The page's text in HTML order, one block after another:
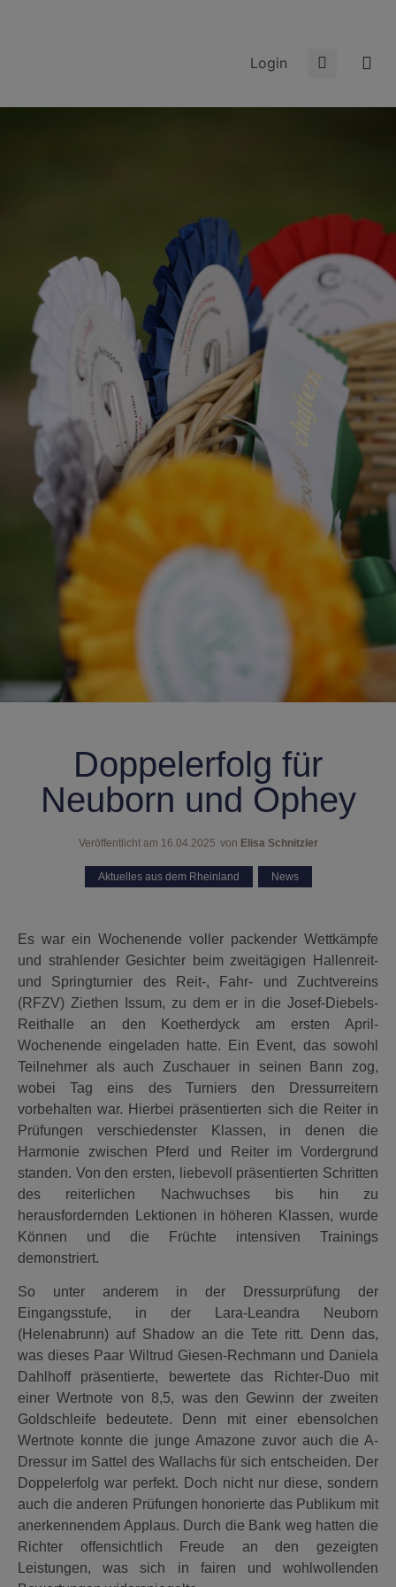
Login
Doppelerfolg für
Neuborn und Ophey
Veröffentlicht am 16.04.2025 von Elisa Schnitzler
Aktuelles aus dem Rheinland News
Es war ein Wochenende voller packender Wettkämpfe
und strahlender Gesichter beim zweitägigen Hallenreit-
und Springturnier des Reit-, Fahr- und Zuchtvereins
(RFZV) Ziethen Issum, zu dem er in die Josef-Diebels-
Reithalle an den Koetherdyck am ersten April-
Wochenende eingeladen hatte. Ein Event, das sowohl
Teilnehmer als auch Zuschauer in seinen Bann zog,
wobei Tag eins des Turniers den Dressurreitern
vorbehalten war. Hierbei präsentierten sich die Reiter in
Prüfungen verschiedenster Klassen, in denen die
Harmonie zwischen Pferd und Reiter im Vordergrund
standen. Von den ersten, liebevoll präsentierten Schritten
des reiterlichen Nachwuchses bis hin zu
herausfordernden Lektionen in höheren Klassen, wurde
Können und die Früchte intensiven Trainings
demonstriert.
So unter anderem in der Dressurprüfung der
Eingangsstufe, in der Lara-Leandra Neuborn
(Helenabrunn) auf Shadow an die Tete ritt. Denn das,
was dieses Paar Wiltrud Giesen-Rechmann und Daniela
Dahlhoff präsentierte, bewertete das Richter-Duo mit
einer Wertnote von 8,5, was den Gewinn der zweiten
Goldschleife bedeutete. Denn mit einer ebensolchen
Wertnote konnte die junge Amazone zuvor auch die A-
Dressur im Sattel des Wallachs für sich entscheiden. Der
Doppelerfolg war perfekt. Doch nicht nur diese, sondern
auch die anderen Prüfungen honorierte das Publikum mit
anerkennendem Applaus. Durch die Bank weg hatten die
Richter offensichtlich Freude an den gezeigten
Leistungen, was sich in fairen und wohlwollenden